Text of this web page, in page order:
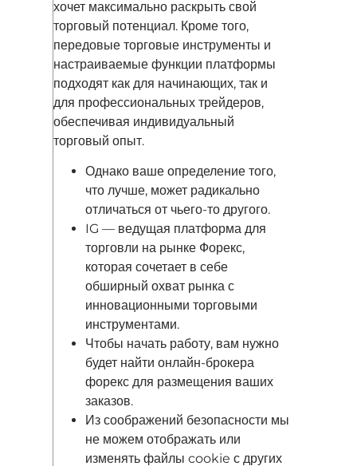
хочет максимально раскрыть свой
торговый потенциал. Кроме того,
передовые торговые инструменты и
настраиваемые функции платформы
подходят как для начинающих, так и
для профессиональных трейдеров,
обеспечивая индивидуальный
торговый опыт.
Однако ваше определение того,
что лучше, может радикально
отличаться от чьего-то другого.
IG — ведущая платформа для
торговли на рынке Форекс,
которая сочетает в себе
обширный охват рынка с
инновационными торговыми
инструментами.
Чтобы начать работу, вам нужно
будет найти онлайн-брокера
форекс для размещения ваших
заказов.
Из соображений безопасности мы
не можем отображать или
изменять файлы cookie с других